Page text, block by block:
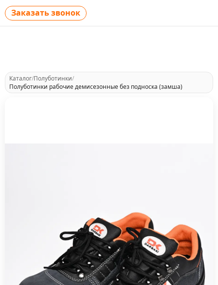
Заказать звонок
Каталог/Полуботинки/
Полуботинки рабочие демисезонные без подноска (замша)